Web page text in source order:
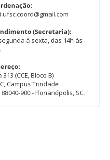
(Secretaria):
à sexta, das 14h às
313 (CCE, Bloco B)
Campus Trindade
88040-900 - Florianópolis, SC.